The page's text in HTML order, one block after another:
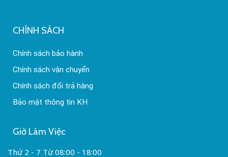
CHÍNH SÁCH
Chính sách bảo hành
Chính sách vận chuyển
Chính sách đổi trả hàng
Bảo mật thông tin KH
Giờ Làm Việc
Thứ 2 - 7 Từ 08:00 - 18:00